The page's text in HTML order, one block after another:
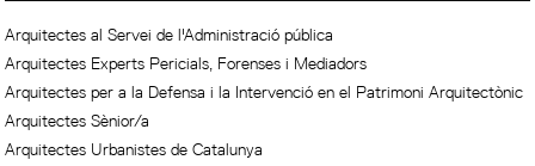
Arquitectes al Servei de l'Administració pública
Arquitectes Experts Pericials, Forenses i Mediadors
Arquitectes per a la Defensa i la Intervenció en el Patrimoni Arquitectònic
Arquitectes Sènior/a
Arquitectes Urbanistes de Catalunya